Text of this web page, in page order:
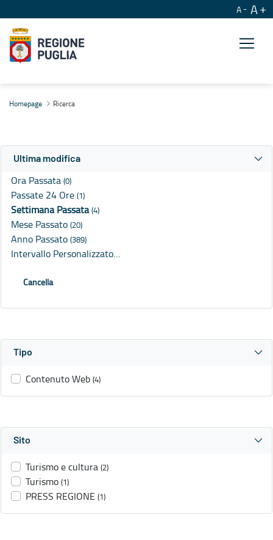
A A
Homepage Ricerca
Ultima modifica
Ora Passata (0)
Passate 24 Ore (1)
Settimana Passata(4)
Mese Passato (20)
Anno Passato (389)
Intervallo Personalizzato…
Cancella
Tipo
Contenuto Web (4)
Sito
Turismo e cultura (2)
Turismo (1)
PRESS REGIONE (1)